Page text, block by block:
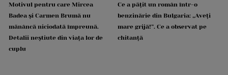
Motivul pentru care Mircea
Badea și Carmen Brumă nu
mănâncă niciodată împreună.
Detalii neștiute din viața lor de
cuplu
Ce a pățit un român într-o
benzinărie din Bulgaria: „Aveți
mare grijă!”. Ce a observat pe
chitanță